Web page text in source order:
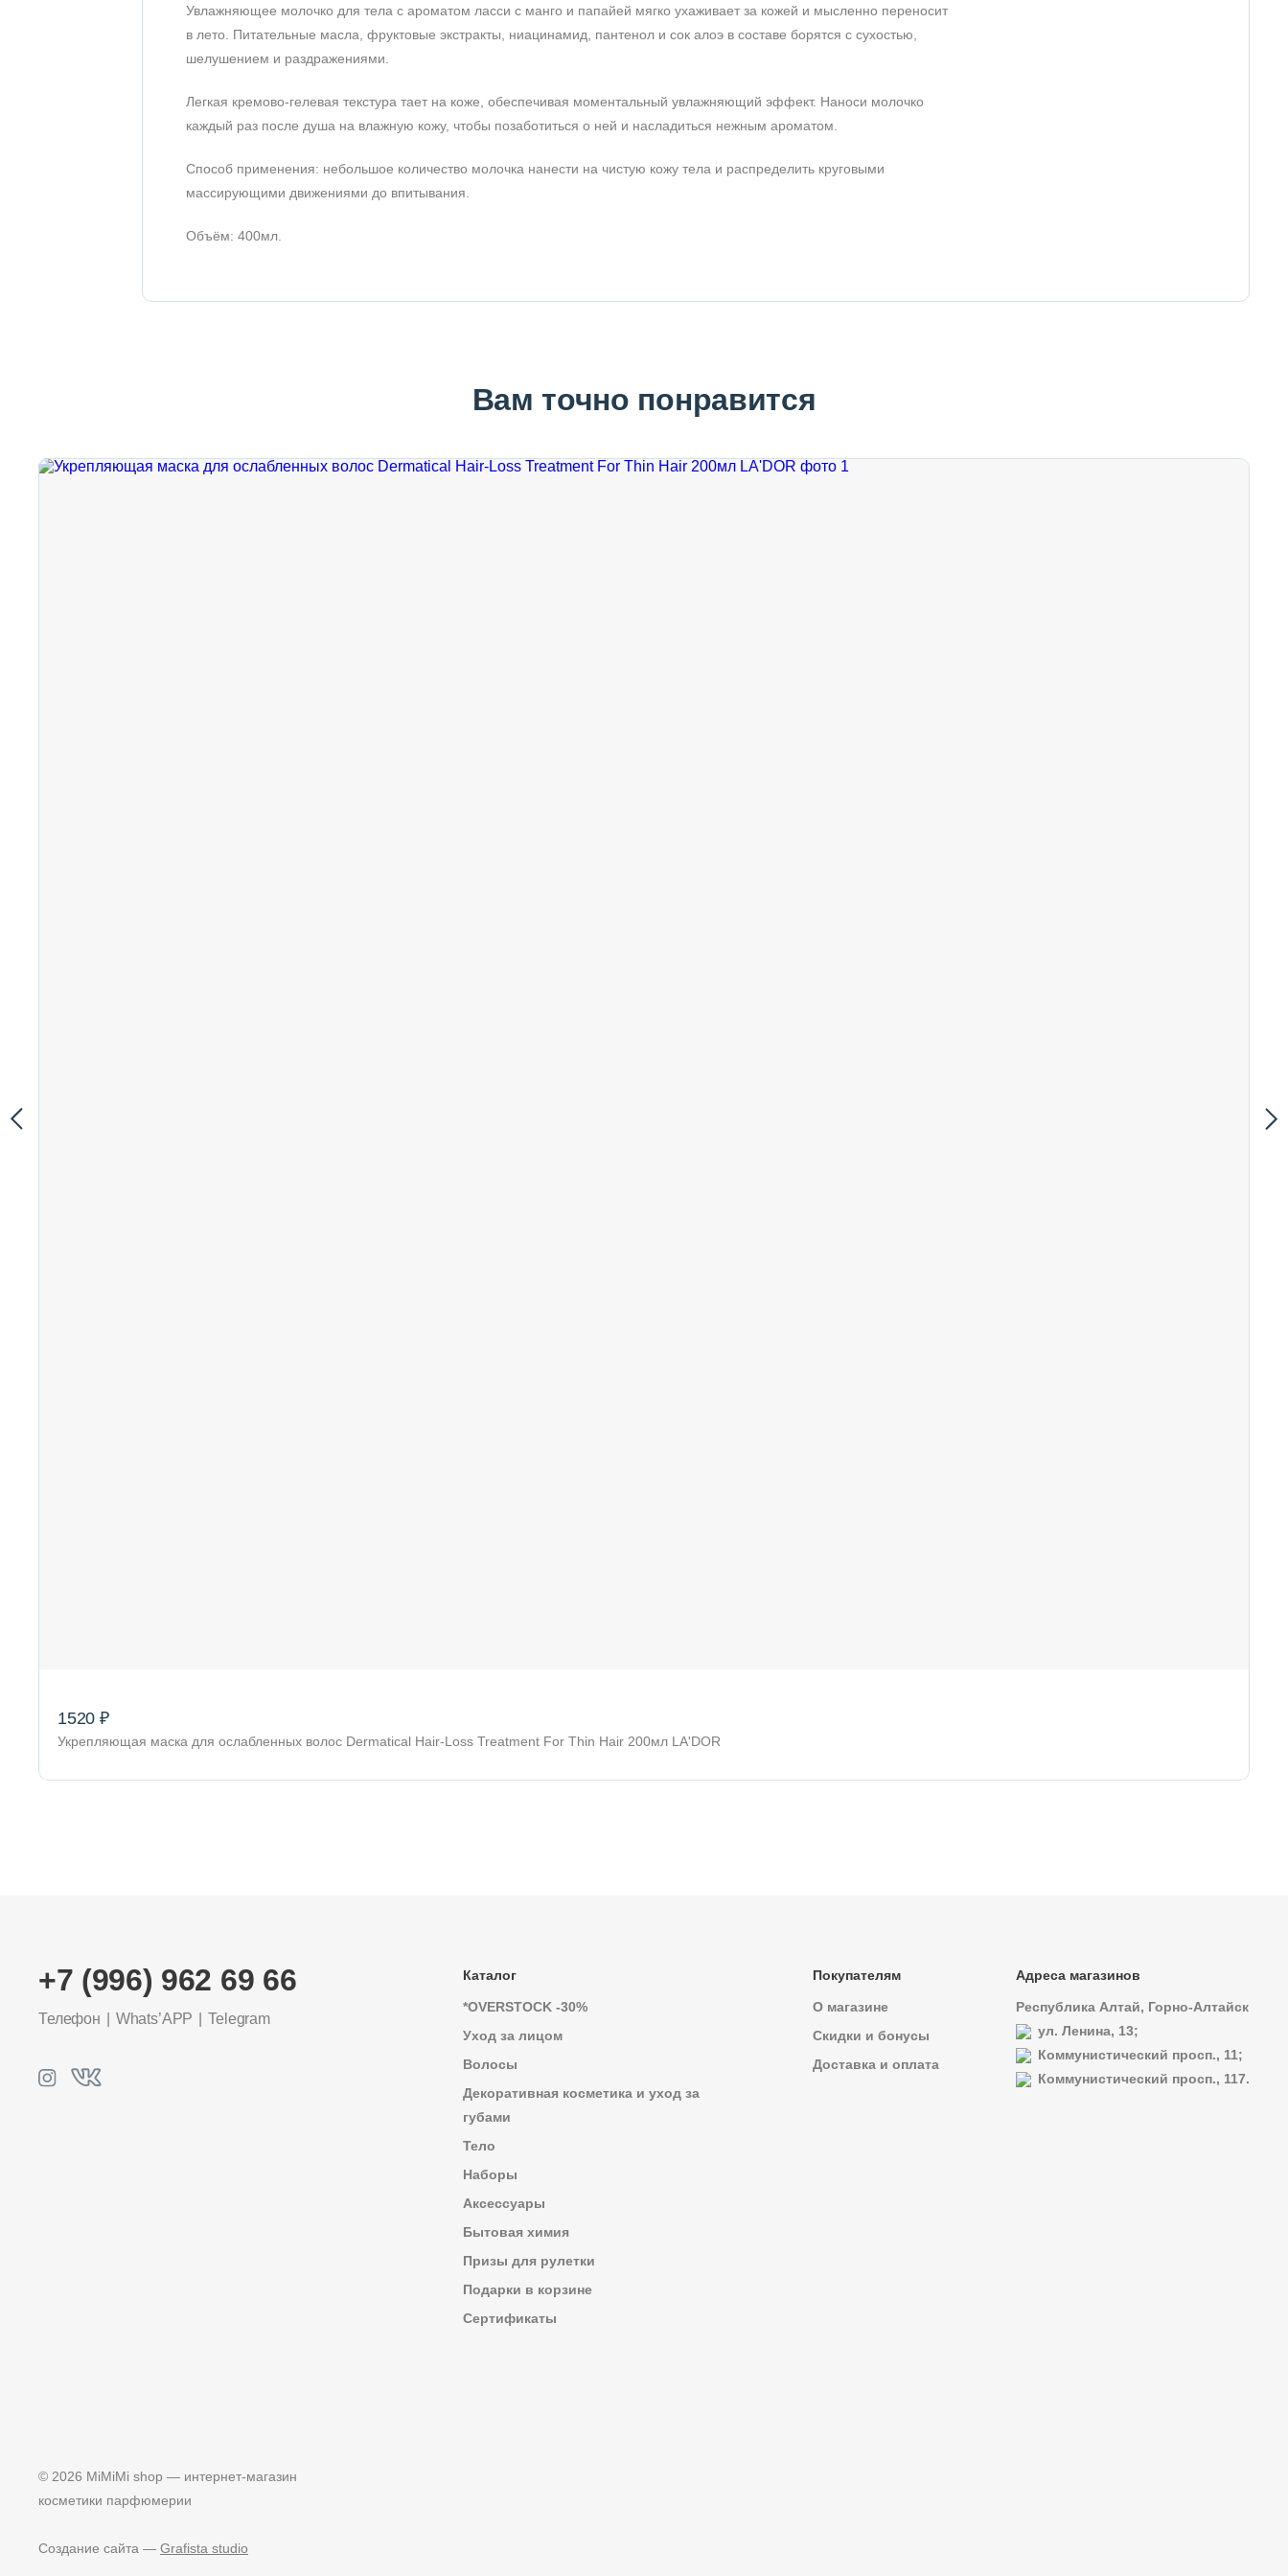
Увлажняющее молочко для тела с ароматом ласси с манго и папайей мягко ухаживает за кожей и мысленно переносит
в лето. Питательные масла, фруктовые экстракты, ниацинамид, пантенол и сок алоэ в составе борятся с сухостью,
шелушением и раздражениями.
Легкая кремово-гелевая текстура тает на коже, обеспечивая моментальный увлажняющий эффект. Наноси молочко
каждый раз после душа на влажную кожу, чтобы позаботиться о ней и насладиться нежным ароматом.
Способ применения: небольшое количество молочка нанести на чистую кожу тела и распределить круговыми
массирующими движениями до впитывания.
Объём: 400мл.
Вам точно понравится
1520 ₽
Укрепляющая маска для ослабленных волос Dermatical Hair-Loss Treatment For Thin Hair 200мл LA'DOR
+7 (996) 962 69 66
Телефон Whats’APP Telegram
Каталог
*OVERSTOCK -30%
Уход за лицом
Волосы
Декоративная косметика и уход за
губами
Тело
Наборы
Аксессуары
Бытовая химия
Призы для рулетки
Подарки в корзине
Сертификаты
Покупателям
О магазине
Скидки и бонусы
Доставка и оплата
Адреса магазинов
Республика Алтай, Горно-Алтайск
ул. Ленина, 13;
Коммунистический просп., 11;
Коммунистический просп., 117.
© 2026 MiMiMi shop — интернет-магазин
косметики парфюмерии
Создание сайта — Grafista studio